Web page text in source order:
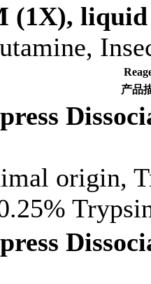
(1X), liquid
产品
origin,